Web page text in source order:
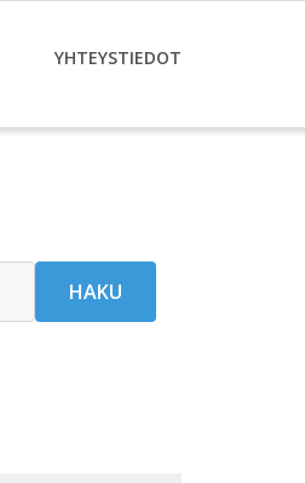
YHTEYSTIEDOT
HAKU